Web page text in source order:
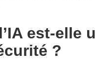
est-elle
?